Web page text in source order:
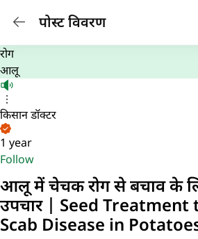
पोस्ट विवरण
रोग
आलू
किसान डॉक्टर
1 year
Follow
आलू में चेचक रोग से बचाव के
उपचार | Seed Treatment
Scab Disease in